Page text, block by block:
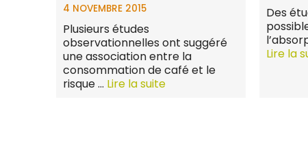
4 NOVEMBRE 2015
Plusieurs études
observationnelles ont suggéré
une association entre la
consommation de café et le
risque … Lire la suite
Des
Lire la